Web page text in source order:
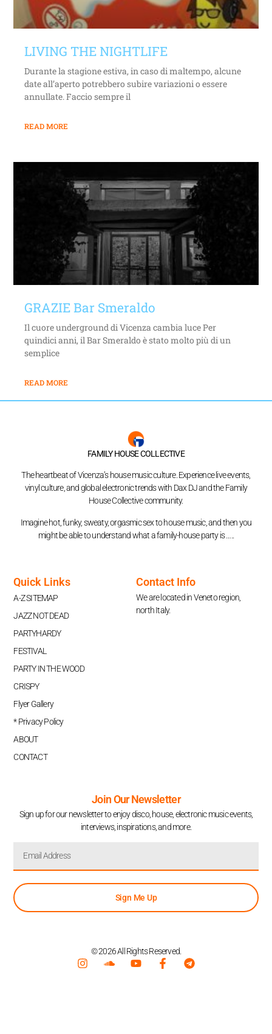
LIVING THE NIGHTLIFE
Durante la stagione estiva, in caso di maltempo, alcune
date all’aperto potrebbero subire variazioni o essere
annullate. Faccio sempre il
READ MORE
GRAZIE Bar Smeraldo
Il cuore underground di Vicenza cambia luce Per
quindici anni, il Bar Smeraldo è stato molto più di un
semplice
READ MORE
FAMILY HOUSE COLLECTIVE
The heartbeat of Vicenza’s house music culture. Experience live events,
vinyl culture, and global electronic trends with Dax DJ and the Family
House Collective community.
Imagine hot, funky, sweaty, orgasmic sex to house music, and then you
might be able to understand what a family-house party is …..
Quick Links
A-Z SITEMAP
JAZZ NOT DEAD
PARTYHARDY
FESTIVAL
PARTY IN THE WOOD
CRISPY
Flyer Gallery
* Privacy Policy
ABOUT
CONTACT
Contact Info
We are located in Veneto region,
north Italy.
Join Our Newsletter
Sign up for our newsletter to enjoy disco, house, electronic music events,
interviews, inspirations, and more.
Sign Me Up
© 2026 All Rights Reserved.